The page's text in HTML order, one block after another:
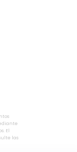
El
las